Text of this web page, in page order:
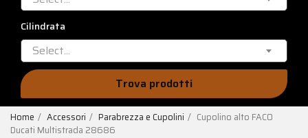
Cilindrata
Select...
Trova prodotti
Home Accessori Parabrezza e Cupolini
Cupolino alto FACO
Ducati Multistrada 28686